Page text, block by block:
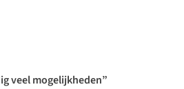
veel mogelijkheden”